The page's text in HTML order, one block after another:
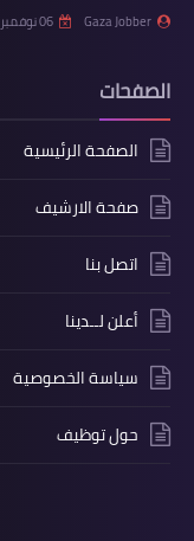
Gaza Jobber 06 نوفمبر 2025
الصفحات
الصفحة الرئيسية
صفحة الارشيف
اتصل بنا
أعلن لــدينا
سياسة الخصوصية
حول توظيف